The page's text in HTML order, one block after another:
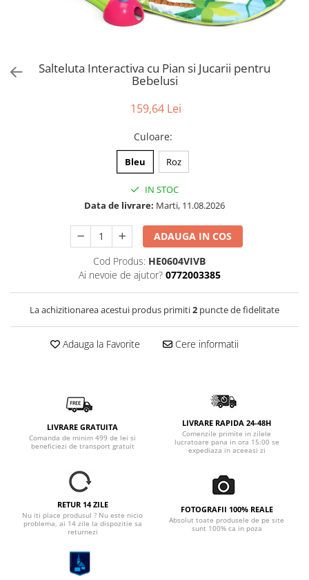
Tablite, Litere si Cifre
Salteluta Interactiva cu Pian si Jucarii pentru
Bebelusi
159,64 Lei
Culoare:
Bleu Roz
IN STOC
Data de livrare: Marti, 11.08.2026
ADAUGA IN COS
Cod Produs: HE0604VIVB
Ai nevoie de ajutor? 0772003385
La achizitionarea acestui produs primiti2 puncte de fidelitate
Adauga la Favorite Cere informatii
LIVRARE GRATUITA
Comanda de minim 499 de lei si
beneficiezi de transport gratuit
LIVRARE RAPIDA 24-48H
Comenzile primite in zilele
lucratoare pana in ora 15:00 se
expediaza in aceeasi zi
RETUR 14 ZILE
Nu iti place produsul ? Nu este nicio
problema, ai 14 zile la dispozitie sa
returnezi
FOTOGRAFII 100% REALE
Absolut toate produsele de pe site
sunt 100% ca in poza